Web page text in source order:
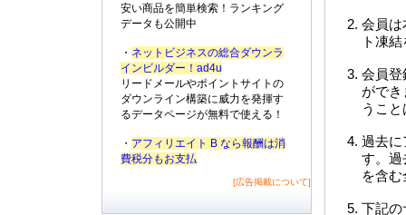
安い商品を簡単検索！ランキング
データも公開中
・ ネットビジネスの総合ダウンラ
インビルダー！ad4u
リードメールやポイントサイトの
ダウンライン構築に威力を発揮す
るデータページが無料で使える！
・ アフィリエイト B なら報酬は消
費税分もお支払
[広告掲載について]
会員は
ト凍
会員登
がで
うこ
過去に
す。過
を含
下記の